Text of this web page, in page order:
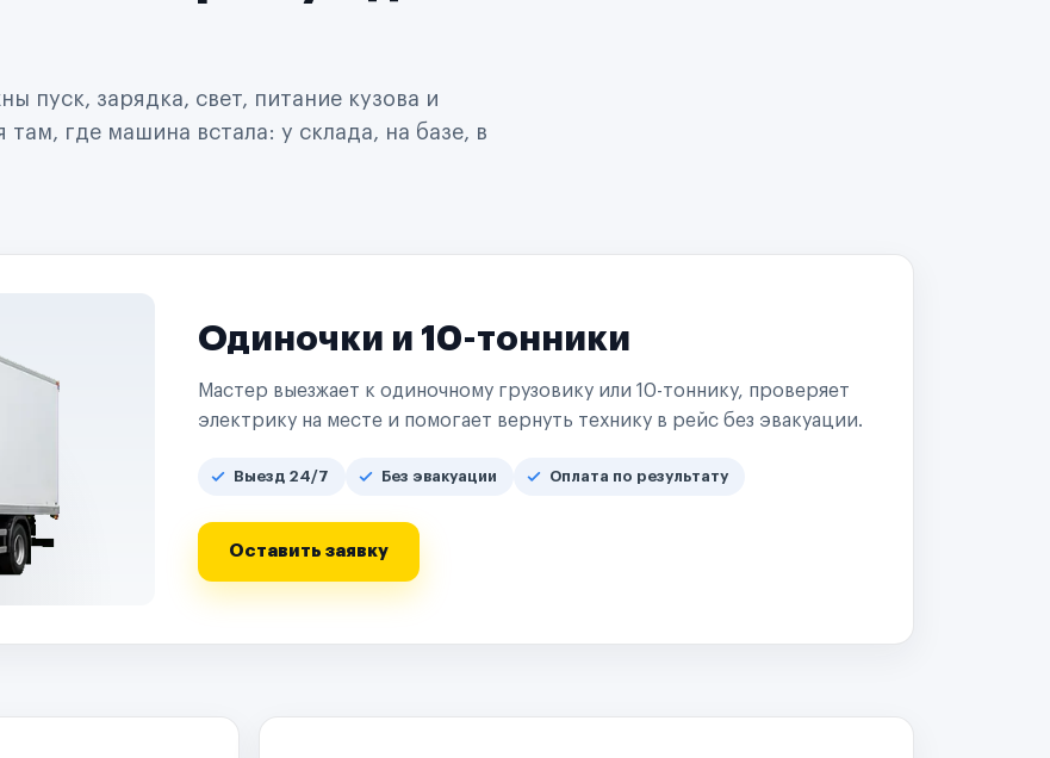
пуск, зарядка, свет, питание кузова и
где машина встала: у склада, на базе, в
Одиночки и 10-тонники
Мастер выезжает к одиночному грузовику или 10-тоннику, проверяет
электрику на месте и помогает вернуть технику в рейс без эвакуации.
Выезд 24/7 Без эвакуации Оплата по результату
Оставить заявку